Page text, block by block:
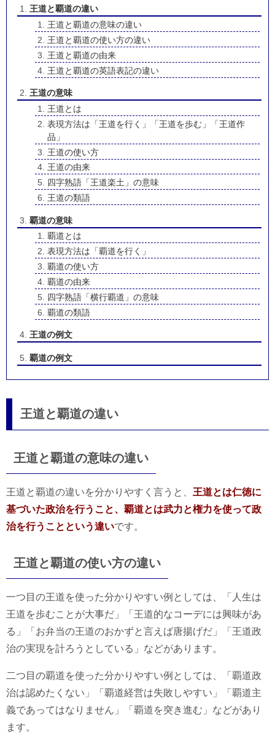
王道と覇道の違い
王道と覇道の意味の違い
王道と覇道の使い方の違い
王道と覇道の由来
王道と覇道の英語表記の違い
王道の意味
王道とは
表現方法は「王道を行く」「王道を歩む」「王道作
品」
王道の使い方
王道の由来
四字熟語「王道楽土」の意味
王道の類語
覇道の意味
覇道とは
表現方法は「覇道を行く」
覇道の使い方
覇道の由来
四字熟語「横行覇道」の意味
覇道の類語
王道の例文
覇道の例文
王道と覇道の違い
王道と覇道の意味の違い
王道と覇道の違いを分かりやすく言うと、 王道とは仁徳に
基づいた政治を行うこと、覇道とは武力と権力を使って政
治を行うことという違いです。
王道と覇道の使い方の違い
一つ目の王道を使った分かりやすい例としては、「人生は
王道を歩むことが大事だ」「王道的なコーデには興味があ
る」「お弁当の王道のおかずと言えば唐揚げだ」「王道政
治の実現を計ろうとしている」などがあります。
二つ目の覇道を使った分かりやすい例としては、「覇道政
治は認めたくない」「覇道経営は失敗しやすい」「覇道主
義であってはなりません」「覇道を突き進む」などがあり
ます。